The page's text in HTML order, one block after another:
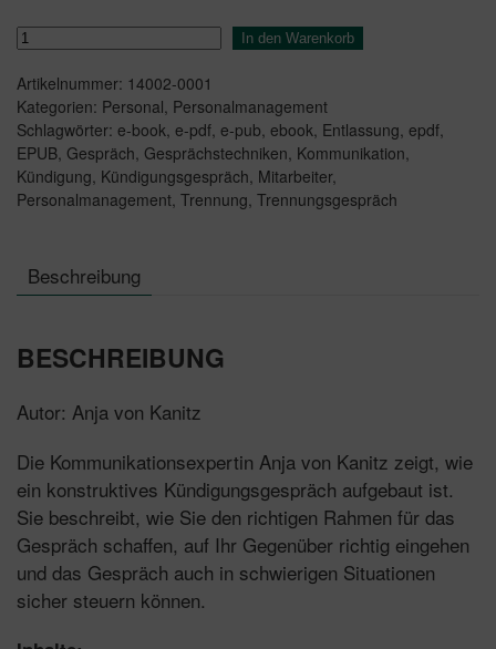
Trennungsgespräche
Unternehmen
-
inkl.
Arbeitshilfen
online
In den Warenkorb
Artikelnummer: 14002-0001
Kategorien: Personal Personalmanagement
Schlagwörter: e-book e-pdf e-pub ebook Entlassung epdf
EPUB Gespräch Gesprächstechniken Kommunikation
Kündigung Kündigungsgespräch Mitarbeiter,
Personalmanagement Trennung Trennungsgespräch
Beschreibung
BESCHREIBUNG
Autor: Anja von Kanitz
Die Kommunikationsexpertin Anja von Kanitz zeigt, wie
ein konstruktives Kündigungsgespräch aufgebaut ist.
Sie beschreibt, wie Sie den richtigen Rahmen für das
Gespräch schaffen, auf Ihr Gegenüber richtig eingehen
und das Gespräch auch in schwierigen Situationen
sicher steuern können.